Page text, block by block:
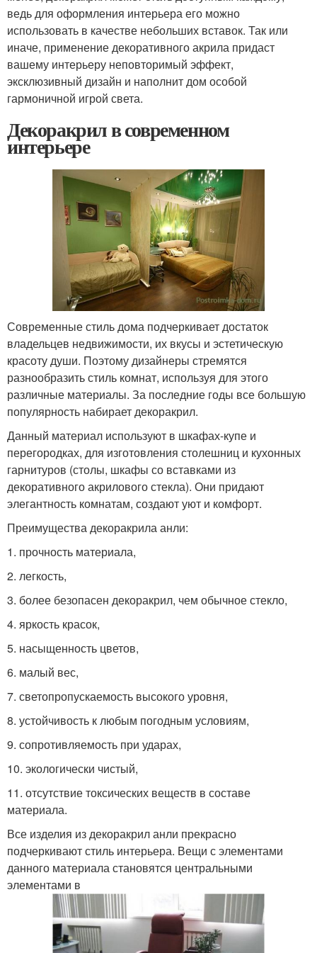
ведь для оформления интерьера его можно
использовать в качестве небольших вставок. Так или
иначе, применение декоративного акрила придаст
вашему интерьеру неповторимый эффект,
эксклюзивный дизайн и наполнит дом особой
гармоничной игрой света.
Декоракрил в современном
интерьере
Современные стиль дома подчеркивает достаток
владельцев недвижимости, их вкусы и эстетическую
красоту души. Поэтому дизайнеры стремятся
разнообразить стиль комнат, используя для этого
различные материалы. За последние годы все большую
популярность набирает декоракрил.
Данный материал используют в шкафах-купе и
перегородках, для изготовления столешниц и кухонных
гарнитуров (столы, шкафы со вставками из
декоративного акрилового стекла). Они придают
элегантность комнатам, создают уют и комфорт.
Преимущества декоракрила анли:
1. прочность материала,
2. легкость,
3. более безопасен декоракрил, чем обычное стекло,
4. яркость красок,
5. насыщенность цветов,
6. малый вес,
7. светопропускаемость высокого уровня,
8. устойчивость к любым погодным условиям,
9. сопротивляемость при ударах,
10. экологически чистый,
11. отсутствие токсических веществ в составе
материала.
Все изделия из декоракрил анли прекрасно
подчеркивают стиль интерьера. Вещи с элементами
данного материала становятся центральными
элементами в